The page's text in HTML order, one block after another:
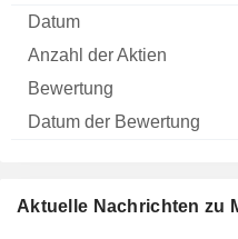
Aktuelle Nachrichten zu